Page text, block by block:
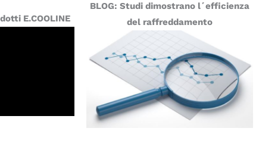
E.COOLINE
BLOG: Studi dimostrano l´efficienza
del raffreddamento